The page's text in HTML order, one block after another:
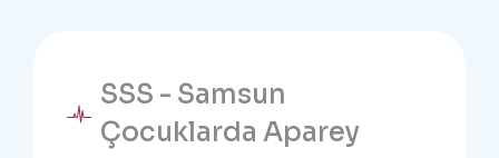
SSS - Samsun
Çocuklarda Aparey